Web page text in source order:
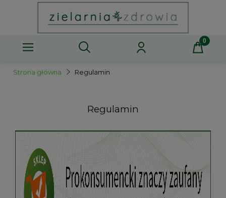
Strona główna Regulamin
Regulamin